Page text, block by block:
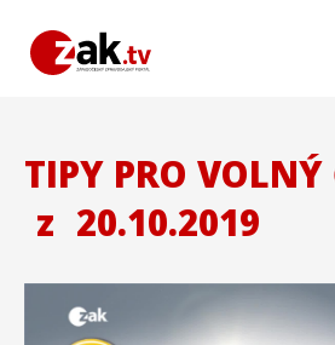
TIPY PRO VOLNÝ
z 20.10.2019